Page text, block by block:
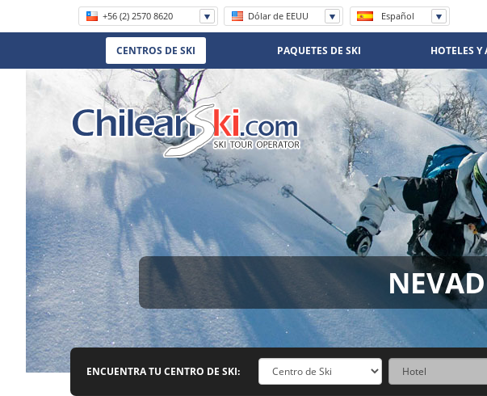
Español
English
Dólar de EEUU
+56 (2) 2570 8620
1 800 906 8056
(11) 5219-4105
(11) 3958 7071
CENTROS DE SKI PAQUETES DE SKI HOTELES Y
ENCUENTRA TU CENTRO DE SKI: